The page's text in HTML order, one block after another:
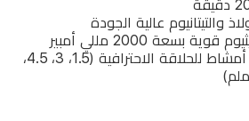
والتيتانيوم عالية الجودة
قوية بسعة 2000 مللي أمبير
8 أمشاط للحلاقة الاحترافية (1.5، 3، 4.5،